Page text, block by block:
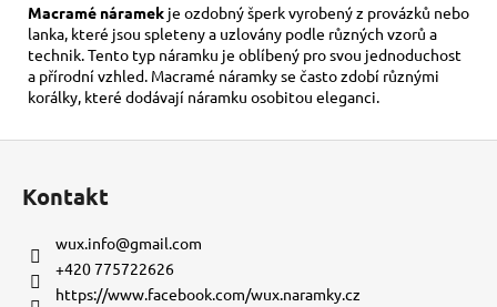
Macramé náramek je ozdobný šperk vyrobený z provázků nebo
lanka, které jsou spleteny a uzlovány podle různých vzorů a
technik. Tento typ náramku je oblíbený pro svou jednoduchost
a přírodní vzhled. Macramé náramky se často zdobí různými
korálky, které dodávají náramku osobitou eleganci.
Kontakt
wux.info@gmail.com
+420 775722626
https://www.facebook.com/wux.naramky.cz